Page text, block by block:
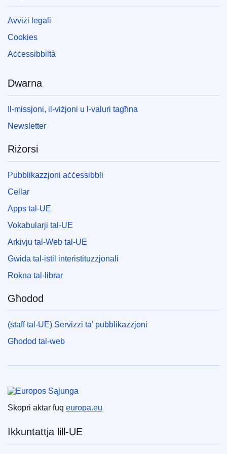
Avviżi legali
Cookies
Aċċessibbiltà
Dwarna
Il-missjoni, il-viżjoni u l-valuri tagħna
Newsletter
Riżorsi
Pubblikazzjoni aċċessibbli
Cellar
Apps tal-UE
Vokabularji tal-UE
Arkivju tal-Web tal-UE
Gwida tal-istil interistituzzjonali
Rokna tal-librar
Għodod
(staff tal-UE) Servizzi ta’ pubblikazzjoni
Għodod tal-web
Skopri aktar fuq europa.eu
Ikkuntattja lill-UE